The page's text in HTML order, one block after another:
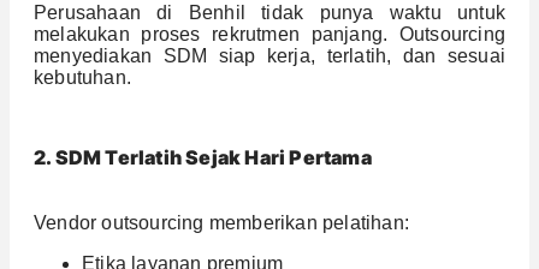
Perusahaan di Benhil tidak punya waktu untuk
melakukan proses rekrutmen panjang. Outsourcing
menyediakan SDM siap kerja, terlatih, dan sesuai
kebutuhan.
2. SDM Terlatih Sejak Hari Pertama
Vendor outsourcing memberikan pelatihan:
Etika layanan premium